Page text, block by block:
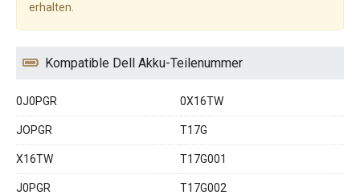
erhalten.
Kompatible Dell Akku-Teilenummer
0J0PGR 0X16TW
JOPGR T17G
X16TW T17G001
J0PGR T17G002